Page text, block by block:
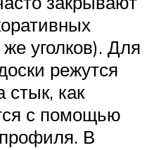
уголков). Для
режутся
стык, как
с помощью
В